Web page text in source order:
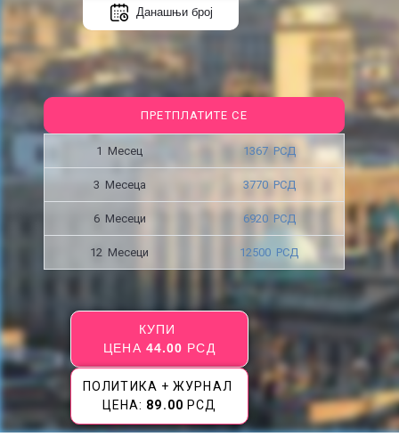
Данашњи број
ПРЕТПЛАТИТЕ СЕ
1 Месец 1367 РСД
3 Месецa 3770 РСД
6 Месеци 6920 РСД
12 Месеци 12500 РСД
КУПИ
ЦЕНА 44.00 РСД
ПОЛИТИКА + ЖУРНАЛ
ЦЕНА: 89.00 РСД